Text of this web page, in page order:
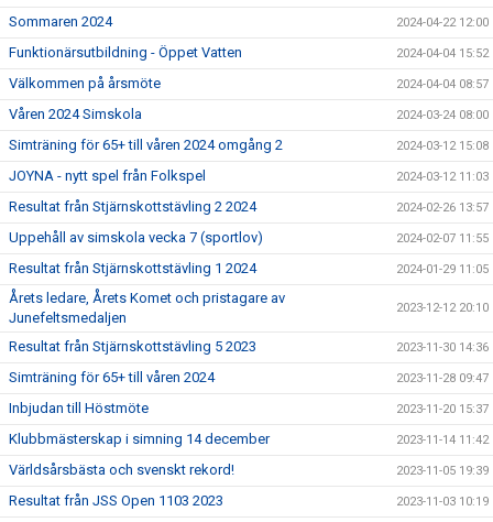
Sommaren 2024 2024-04-22 12:00
Funktionärsutbildning - Öppet Vatten 2024-04-04 15:52
Välkommen på årsmöte 2024-04-04 08:57
Våren 2024 Simskola 2024-03-24 08:00
Simträning för 65+ till våren 2024 omgång 2 2024-03-12 15:08
JOYNA - nytt spel från Folkspel 2024-03-12 11:03
Resultat från Stjärnskottstävling 2 2024 2024-02-26 13:57
Uppehåll av simskola vecka 7 (sportlov) 2024-02-07 11:55
Resultat från Stjärnskottstävling 1 2024 2024-01-29 11:05
Årets ledare, Årets Komet och pristagare av
Junefeltsmedaljen
2023-12-12 20:10
Resultat från Stjärnskottstävling 5 2023 2023-11-30 14:36
Simträning för 65+ till våren 2024 2023-11-28 09:47
Inbjudan till Höstmöte 2023-11-20 15:37
Klubbmästerskap i simning 14 december 2023-11-14 11:42
Världsårsbästa och svenskt rekord! 2023-11-05 19:39
Resultat från JSS Open 1103 2023 2023-11-03 10:19